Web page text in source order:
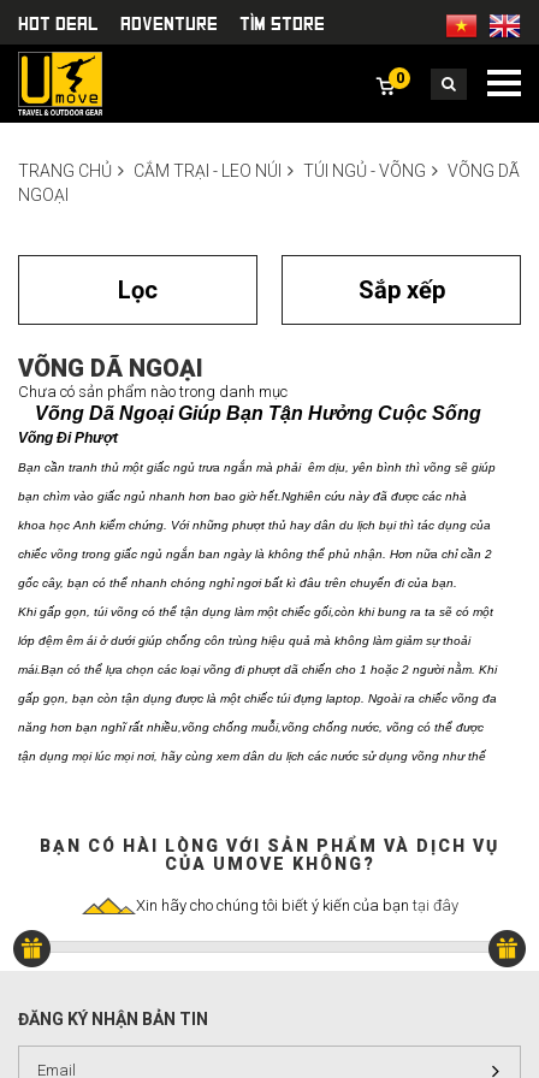
HOT DEAL Adventure TÌm Store
0
TRANG CHỦ CẮM TRẠI - LEO NÚI TÚI NGỦ - VÕNG
VÕNG DÃ
NGOẠI
Lọc Sắp xếp
VÕNG DÃ NGOẠI
Chưa có sản phẩm nào trong danh mục
Võng Dã Ngoại Giúp Bạn Tận Hưởng Cuộc Sống
Võng Đi Phượt
Bạn cần tranh thủ một giấc ngủ trưa ngắn mà phải êm dịu, yên bình thì võng sẽ giúp
bạn chìm vào giấc ngủ nhanh hơn bao giờ hết.Nghiên cứu này đã được các nhà
khoa học Anh kiểm chứng. Với những phượt thủ hay dân du lịch bụi thì tác dụng của
chiếc võng trong giấc ngủ ngắn ban ngày là không thể phủ nhận. Hơn nữa chỉ cần 2
gốc cây, bạn có thể nhanh chóng nghỉ ngơi bất kì đâu trên chuyến đi của bạn.
Khi gấp gọn, túi võng có thể tận dụng làm một chiếc gối,còn khi bung ra ta sẽ có một
lớp đệm êm ái ở dưới giúp chống côn trùng hiệu quả mà không làm giảm sự thoải
mái.Bạn có thể lựa chọn các loại võng đi phượt dã chiến cho 1 hoặc 2 người nằm. Khi
gấp gọn, bạn còn tận dụng được là một chiếc túi đựng laptop. Ngoài ra chiếc võng đa
năng hơn bạn nghĩ rất nhiều,võng chống muỗi,võng chống nước, võng có thể được
tận dụng mọi lúc mọi nơi, hãy cùng xem dân du lịch các nước sử dụng võng như thế
BẠN CÓ HÀI LÒNG VỚI SẢN PHẨM VÀ DỊCH VỤ
CỦA UMOVE KHÔNG?
Xin hãy cho chúng tôi biết ý kiến của bạn tại đây
ĐĂNG KÝ NHẬN BẢN TIN